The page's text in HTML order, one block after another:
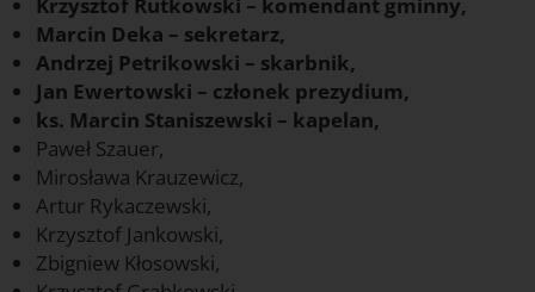
Krzysztof Rutkowski – komendant gminny,
Marcin Deka – sekretarz,
Andrzej Petrikowski – skarbnik,
Jan Ewertowski – członek prezydium,
ks. Marcin Staniszewski – kapelan,
Paweł Szauer,
Mirosława Krauzewicz,
Artur Rykaczewski,
Krzysztof Jankowski,
Zbigniew Kłosowski,